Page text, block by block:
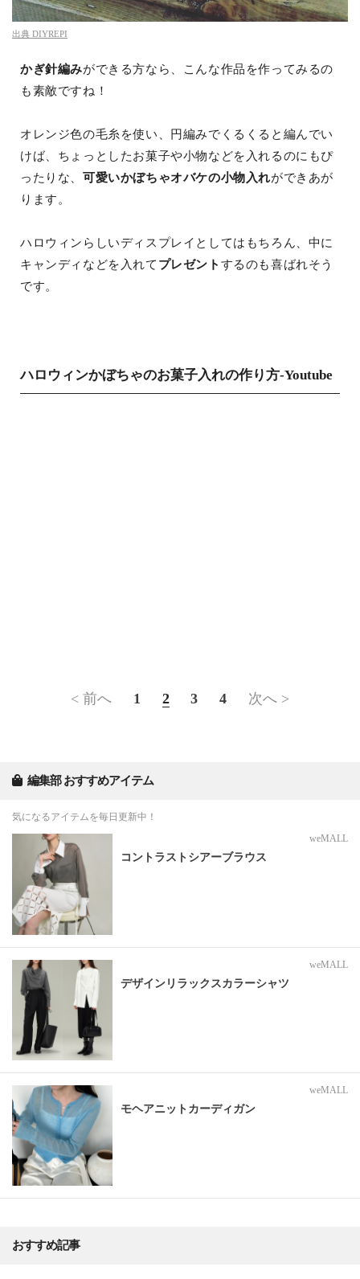
出典 DIYREPI
かぎ針編みができる方なら、こんな作品を作ってみるの
も素敵ですね！
オレンジ色の毛糸を使い、円編みでくるくると編んでい
けば、ちょっとしたお菓子や小物などを入れるのにもぴ
ったりな、 可愛いかぼちゃオバケの小物入れができあが
ります。
ハロウィンらしいディスプレイとしてはもちろん、中に
キャンディなどを入れて プレゼント するのも喜ばれそう
です。
ハロウィンかぼちゃのお菓子入れの作り方-Youtube
< 前へ 1 2 3 4 次へ >
編集部 おすすめアイテム
気になるアイテムを毎日更新中！
weMALL
コントラストシアーブラウス
weMALL
デザインリラックスカラーシャツ
weMALL
モヘアニットカーディガン
おすすめ記事